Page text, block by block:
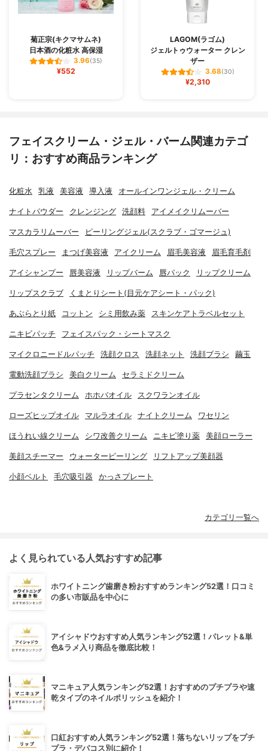
菊正宗(キクマサムネ)
日本酒の化粧水 高保湿
3.96(35)
¥552
LAGOM(ラゴム)
ジェルトゥウォーター クレン
ザー
3.68(30)
¥2,310
フェイスクリーム・ジェル・バーム関連カテゴ
リ：おすすめ商品ランキング
化粧水 乳液 美容液 導入液 オールインワンジェル・クリーム
ナイトパウダー クレンジング 洗顔料 アイメイクリムーバー
マスカラリムーバー ピーリングジェル(スクラブ・ゴマージュ)
毛穴スプレー まつげ美容液 アイクリーム 眉毛美容液 眉毛育毛剤
アイシャンプー 唇美容液 リップバーム 唇パック リップクリーム
リップスクラブ くまとりシート(目元ケアシート・パック)
あぶらとり紙 コットン シミ用飲み薬 スキンケアトラベルセット
ニキビパッチ フェイスパック・シートマスク
マイクロニードルパッチ 洗顔クロス 洗顔ネット 洗顔ブラシ 繭玉
電動洗顔ブラシ 美白クリーム セラミドクリーム
プラセンタクリーム ホホバオイル スクワランオイル
ローズヒップオイル マルラオイル ナイトクリーム ワセリン
ほうれい線クリーム シワ改善クリーム ニキビ塗り薬 美顔ローラー
美顔スチーマー ウォーターピーリング リフトアップ美顔器
小顔ベルト 毛穴吸引器 かっさプレート
カテゴリ一覧へ
よく見られている人気おすすめ記事
ホワイトニング歯磨き粉おすすめランキング52選！口コミ
の多い市販品を中心に
アイシャドウおすすめ人気ランキング52選！パレット&単
色&ラメ入り商品を徹底比較！
マニキュア人気ランキング52選！おすすめのプチプラや速
乾タイプのネイルポリッシュを紹介！
口紅おすすめ人気ランキング52選！落ちないリップをプチ
プラ・デパコス別に紹介！